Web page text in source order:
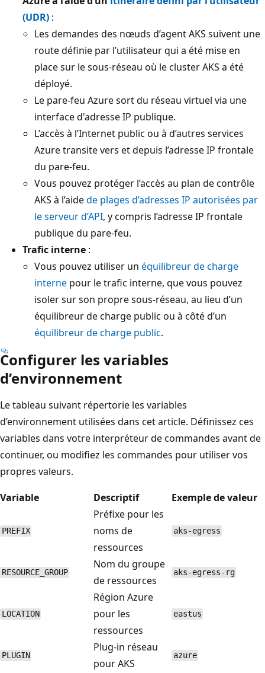
(UDR) :
Les demandes des nœuds d’agent AKS suivent une
route définie par l’utilisateur qui a été mise en
place sur le sous-réseau où le cluster AKS a été
déployé.
Le pare-feu Azure sort du réseau virtuel via une
interface d'adresse IP publique.
L’accès à l’Internet public ou à d’autres services
Azure transite vers et depuis l’adresse IP frontale
du pare-feu.
Vous pouvez protéger l’accès au plan de contrôle
AKS à l’aidede plages d’adresses IP autorisées par
le serveur d’API, y compris l’adresse IP frontale
publique du pare-feu.
Trafic interne :
Vous pouvez utiliser un équilibreur de charge
interne pour le trafic interne, que vous pouvez
isoler sur son propre sous-réseau, au lieu d’un
équilibreur de charge public ou à côté d’un
équilibreur de charge public.
Configurer les variables
d’environnement
Le tableau suivant répertorie les variables
d’environnement utilisées dans cet article. Définissez ces
variables dans votre interpréteur de commandes avant de
continuer, ou modifiez les commandes pour utiliser vos
propres valeurs.
Variable
Descriptif Exemple de valeur
PREFIX
Préfixe pour les
noms de
ressources
aks-egress
RESOURCE_GROUP
Nom du groupe
de ressources
aks-egress-rg
LOCATION
Région Azure
pour les
ressources
eastus
PLUGIN
Plug-in réseau
pour AKS
azure